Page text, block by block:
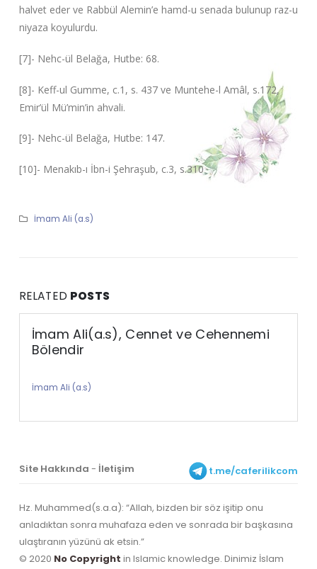
halvet eder ve Rabbül Alemin’e hamd-u senada bulunup raz-u
niyaza koyulurdu.
[7]- Nehc-ül Belağa, Hutbe: 68.
[8]- Keff-ul Gumme, c.1, s. 437 ve Muntehe-l Amâl, s.172,
Emir’ül Mü’min’in ahvali.
[9]- Nehc-ül Belağa, Hutbe: 147.
[10]- Menakıb-ı İbn-i Şehraşub, c.3, s.310
İmam Ali (a.s)
RELATED POSTS
İmam Ali(a.s), Cennet ve Cehennemi
Bölendir
İmam Ali (a.s)
Site Hakkında - İletişim t.me/caferilikcom
Hz. Muhammed(s.a.a): “Allah, bizden bir söz işitip onu
anladıktan sonra muhafaza eden ve sonrada bir başkasına
ulaştıranın yüzünü ak etsin.”
© 2020 No Copyright in Islamic knowledge. Dinimiz İslam